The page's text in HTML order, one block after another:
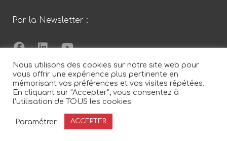
Planifier du temps avec moi
Par la Newsletter :
By Laladeez...
Best Futur © 2020 - Tous droits réservés
Nous utilisons des cookies sur notre site web pour
vous offrir une expérience plus pertinente en
mémorisant vos préférences et vos visites répétées.
En cliquant sur "Accepter", vous consentez à
l'utilisation de TOUS les cookies.
Paramétrer ACCEPTER